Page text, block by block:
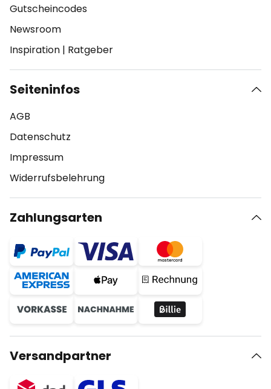
Gutscheincodes
Newsroom
Inspiration | Ratgeber
Seiteninfos
AGB
Datenschutz
Impressum
Widerrufsbelehrung
Zahlungsarten
Versandpartner